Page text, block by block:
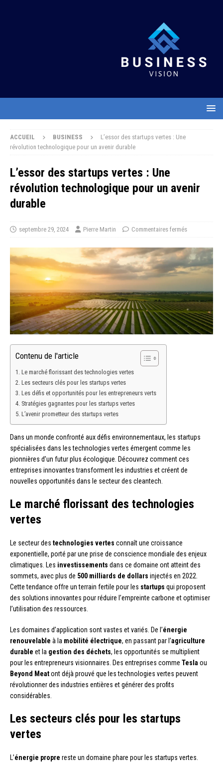
ACCUEIL BUSINESS
L’essor des startups vertes : Une
révolution technologique pour un avenir durable
L’essor des startups vertes : Une
révolution technologique pour un avenir
durable
septembre 29, 2024 Pierre Martin Commentaires fermés
Contenu de l'article
Le marché florissant des technologies vertes
Les secteurs clés pour les startups vertes
Les défis et opportunités pour les entrepreneurs verts
Stratégies gagnantes pour les startups vertes
L’avenir prometteur des startups vertes
Dans un monde confronté aux défis environnementaux, les startups
spécialisées dans les technologies vertes émergent comme les
pionnières d’un futur plus écologique. Découvrez comment ces
entreprises innovantes transforment les industries et créent de
nouvelles opportunités dans le secteur des cleantech.
Le marché florissant des technologies
vertes
Le secteur des technologies vertes connaît une croissance
exponentielle, porté par une prise de conscience mondiale des enjeux
climatiques. Les investissements dans ce domaine ont atteint des
sommets, avec plus de 500 milliards de dollars injectés en 2022.
Cette tendance offre un terrain fertile pour les startups qui proposent
des solutions innovantes pour réduire l’empreinte carbone et optimiser
l’utilisation des ressources.
Les domaines d’application sont vastes et variés. De l’énergie
renouvelable à la mobilité électrique, en passant par l’agriculture
durable et la gestion des déchets, les opportunités se multiplient
pour les entrepreneurs visionnaires. Des entreprises comme Tesla ou
Beyond Meatont déjà prouvé que les technologies vertes peuvent
révolutionner des industries entières et générer des profits
considérables.
Les secteurs clés pour les startups
vertes
L’énergie propre reste un domaine phare pour les startups vertes.